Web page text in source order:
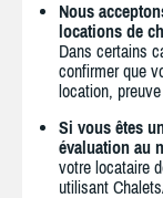
Nous
locations de
Dans certains
confirmer que
location,
Si vous êtes
évaluation au
votre locataire
utilisant